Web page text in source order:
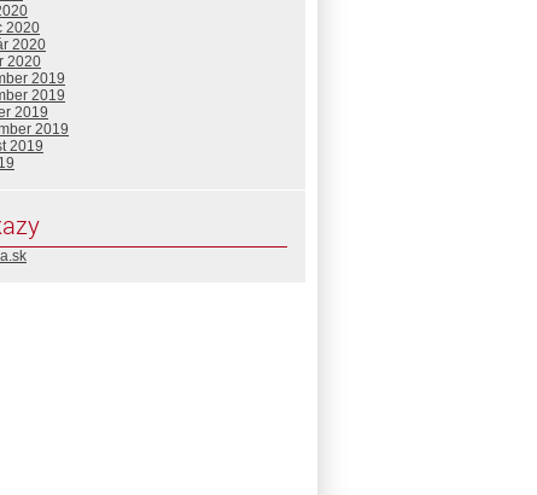
2020
2020
2020
2019
2019
2019
2019
2019